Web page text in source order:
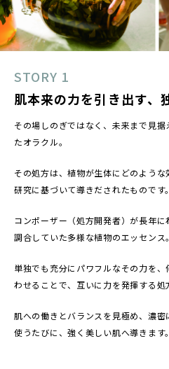
STORY 1
肌本来の力を引き出す、
その場しのぎではなく、未来まで見
たオラクル。
その処方は、植物が生体にどのよう
研究に基づいて導きだされたものです。
コンポーザー（処方開発者）が長年
調合していた多様な植物のエッセンス。
単独でも充分にパワフルなその力を
わせることで、互いに力を発揮する処
肌への働きとバランスを見極め、濃密
使うたびに、強く美しい肌へ導きます。